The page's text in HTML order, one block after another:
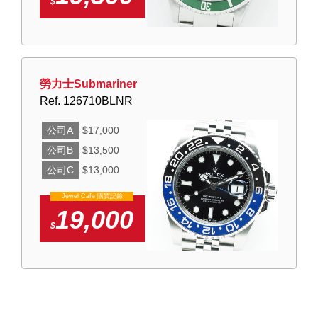
勞力士Submariner
Ref. 126710BLNR
公司A
$17,000
公司B
$13,500
公司C
$13,000
Jewel Cafe 購買記錄
$19,000